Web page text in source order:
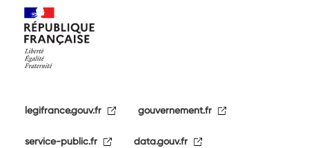
legifrance.gouv.fr gouvernement.fr
service-public.fr data.gouv.fr